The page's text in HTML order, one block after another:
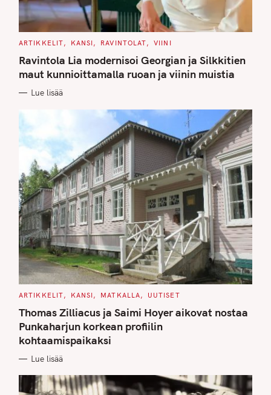
C
T
E
G
O
I
ARTIKKELIT KANSI RAVINTOLAT VIINI
Ravintola Lia modernisoi Georgian ja Silkkitien
maut kunnioittamalla ruoan ja viinin muistia
Lue lisää
C
T
E
G
O
R
I
S
ARTIKKELIT KANSI MATKALLA UUTISET
Thomas Zilliacus ja Saimi Hoyer aikovat nostaa
Punkaharjun korkean profiilin
kohtaamispaikaksi
Lue lisää